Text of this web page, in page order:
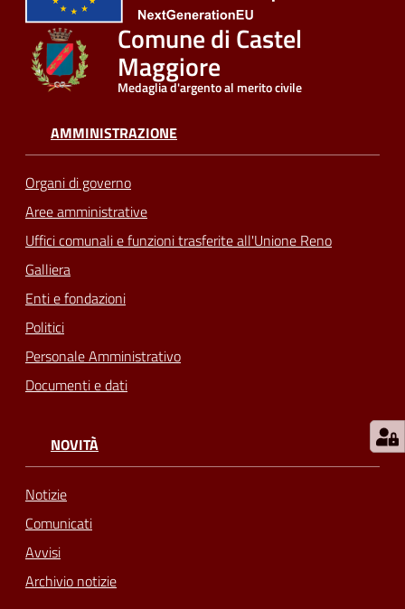
Comune di Castel
Maggiore
Medaglia d'argento al merito civile
AMMINISTRAZIONE
Organi di governo
Aree amministrative
Uffici comunali e funzioni trasferite all'Unione Reno
Galliera
Enti e fondazioni
Politici
Personale Amministrativo
Documenti e dati
NOVITÀ
Notizie
Comunicati
Avvisi
Archivio notizie